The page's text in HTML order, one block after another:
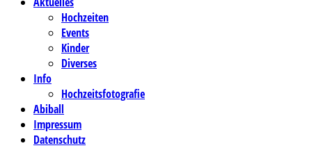
Hochzeiten
Events
Kinder
Diverses
Info
Hochzeitsfotografie
Abiball
Impressum
Datenschutz